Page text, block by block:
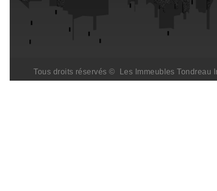
Tous droits réservés © Les Immeubles Tondreau